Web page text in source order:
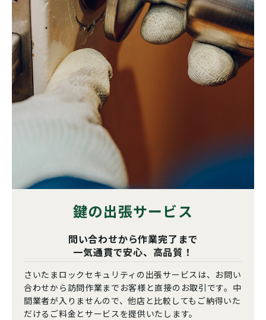
鍵の出張サービス
問い合わせから作業完了まで
一気通貫で安心、高品質！
さいたまロックセキュリティの出張サービスは、お問い
合わせから訪問作業までお客様と直接のお取引です。中
間業者が入りませんので、他店と比較してもご納得いた
だけるご料金とサービスを提供いたします。